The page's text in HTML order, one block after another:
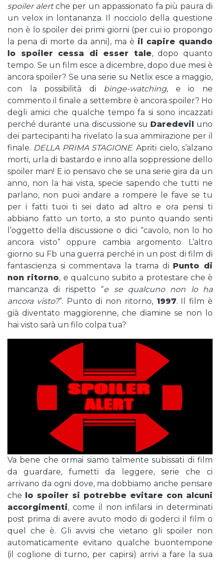
spoiler alertche per un appassionato fa più paura di
un velox in lontananza. Il nocciolo della questione
non è lo spoiler dei primi giorni (per cui io propongo
la pena di morte da anni), ma è il capire quando
lo spoiler cessa di esser tale, dopo quanto
tempo. Se un film esce a dicembre, dopo due mesi è
ancora spoiler? Se una serie su Netlix esce a maggio,
con la possibilità di binge-watching, e io ne
commento il finale a settembre è ancora spoiler? Ho
degli amici che qualche tempo fa si sono incazzati
perché durante una discussione su Daredevil uno
dei partecipanti ha rivelato la sua ammirazione per il
finale. DELLA PRIMA STAGIONE. Apriti cielo, s’alzano
morti, urla di bastardo e inno alla soppressione dello
spoiler man! E io pensavo che se una serie gira da un
anno, non la hai vista, specie sapendo che tutti ne
parlano, non puoi andare a rompere le fave se tu
per i fatti tuoi ti sei dato ad altro e ora pensi ti
abbiano fatto un torto, a sto punto quando senti
l’oggetto della discussione o dici “cavolo, non lo ho
ancora visto” oppure cambia argomento. L’altro
giorno su Fb una guerra perché in un post di film di
fantascienza si commentava la trama di Punto di
non ritorno, e qualcuno subito a protestare che è
mancanza di rispetto “e se qualcuno non lo ha
ancora visto?“. Punto di non ritorno, 1997. Il film è
già diventato maggiorenne, che diamine se non lo
hai visto sarà un filo colpa tua?
Va bene che ormai siamo talmente subissati di film
da guardare, fumetti da leggere, serie che ci
arrivano da ogni dove, ma dobbiamo anche pensare
che lo spoiler si potrebbe evitare con alcuni
accorgimenti, come il non infilarsi in determinati
post prima di avere avuto modo di goderci il film o
quel che è. Gli avvisi che vietano gli spoiler non
automaticamente evitano qualche buontempone
(il coglione di turno, per capirsi) arrivi a fare la sua